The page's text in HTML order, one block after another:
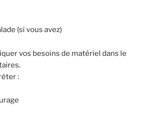
(si vous avez)
vos besoins de matériel dans le
: